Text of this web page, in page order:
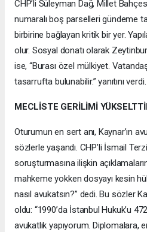
CHP’li Süleyman Dağ, Millet
numaralı boş parselleri gündeme
birbirine bağlayan kritik bir yer.
olur. Sosyal donatı olarak
ise, “Burası özel mülkiyet.
tasarrufta bulunabilir.” yanıtını verdi.
MECLİSTE GERİLİMİ
Oturumun en sert anı, Kaynar’ın
sözlerle yaşandı. CHP’li İsmail
soruşturmasına ilişkin
mahkeme yokken dosyayı kesin
nasıl avukatsın?” dedi. Bu sözler
oldu: “1990’da İstanbul Hukuk’u
avukatlık yapıyorum. Diplomalara,